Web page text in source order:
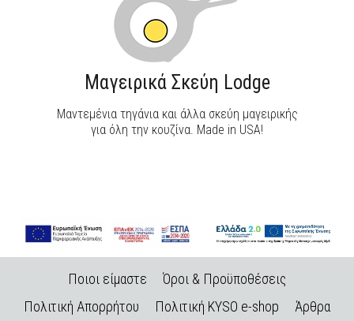
Μαγειρικά Σκεύη Lodge
Μαντεμένια τηγάνια και άλλα σκεύη μαγειρικής
για όλη την κουζίνα. Made in USA!
Ποιοι είμαστε
Όροι & Προϋποθέσεις
Πολιτική Απορρήτου
Πολιτική KYSO e-shop
Άρθρα